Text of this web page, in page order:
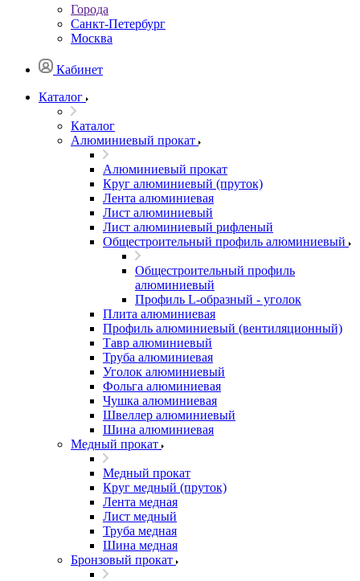
Города
Санкт-Петербург
Москва
Кабинет
Каталог
Каталог
Алюминиевый прокат
Алюминиевый прокат
Круг алюминиевый (пруток)
Лента алюминиевая
Лист алюминиевый
Лист алюминиевый рифленый
Общестроительный профиль алюминиевый
Общестроительный профиль
алюминиевый
Профиль L-образный - уголок
Плита алюминиевая
Профиль алюминиевый (вентиляционный)
Тавр алюминиевый
Труба алюминиевая
Уголок алюминиевый
Фольга алюминиевая
Чушка алюминиевая
Швеллер алюминиевый
Шина алюминиевая
Медный прокат
Медный прокат
Круг медный (пруток)
Лента медная
Лист медный
Труба медная
Шина медная
Бронзовый прокат